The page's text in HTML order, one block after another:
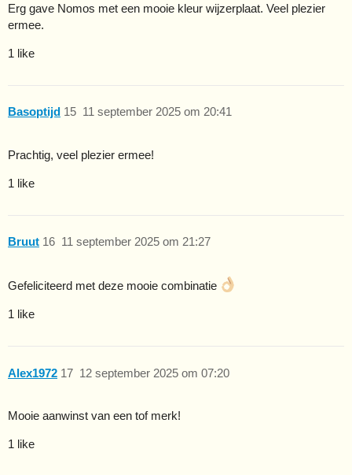
Erg gave Nomos met een mooie kleur wijzerplaat. Veel plezier
ermee.
1 like
Basoptijd 11 september 2025 om 20:41
15
Prachtig, veel plezier ermee!
1 like
Bruut 11 september 2025 om 21:27
16
Gefeliciteerd met deze mooie combinatie
1 like
Alex1972 12 september 2025 om 07:20
17
Mooie aanwinst van een tof merk!
1 like